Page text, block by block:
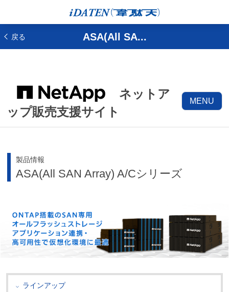
戻る ASA(All SA...
ネットア
ップ販売支援サイト
MENU
製品情報
ASA(All SAN Array) A/Cシリーズ
ラインアップ